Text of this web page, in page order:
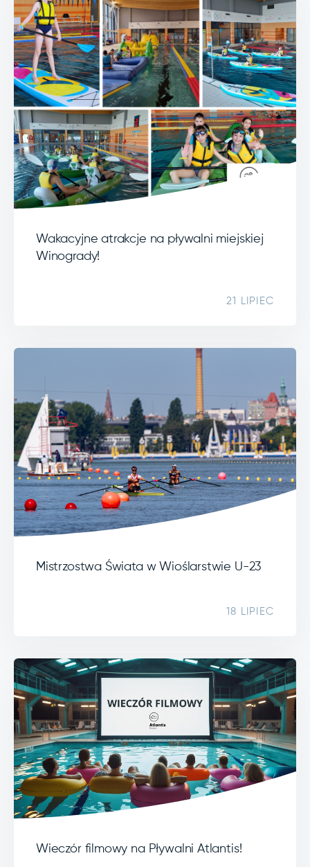
Wakacyjne atrakcje na pływalni miejskiej
Winogrady!
21 LIPIEC
Mistrzostwa Świata w Wioślarstwie U-23
18 LIPIEC
Wieczór filmowy na Pływalni Atlantis!